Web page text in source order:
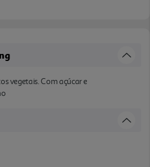
vegetais. Com açúcar e